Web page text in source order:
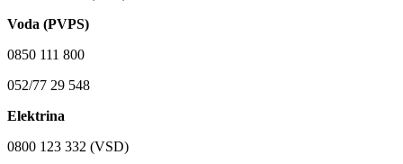
Voda (PVPS)
0850 111 800
052/77 29 548
Elektrina
0800 123 332 (VSD)